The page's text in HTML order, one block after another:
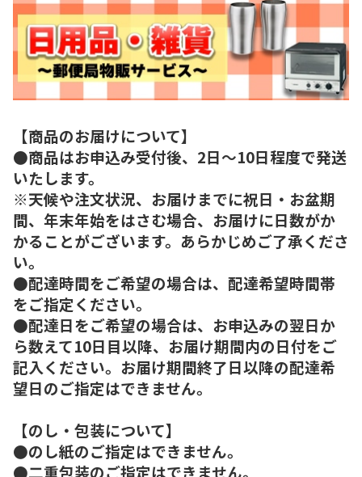
【商品のお届けについて】
●商品はお申込み受付後、2日～10日程度で発送
いたします。
※天候や注文状況、お届けまでに祝日・お盆期
間、年末年始をはさむ場合、お届けに日数がか
かることがございます。あらかじめご了承くださ
い。
●配達時間をご希望の場合は、配達希望時間帯
をご指定ください。
●配達日をご希望の場合は、お申込みの翌日か
ら数えて10日目以降、お届け期間内の日付をご
記入ください。お届け期間終了日以降の配達希
望日のご指定はできません。
【のし・包装について】
●のし紙のご指定はできません。
●二重包装のご指定はできません。